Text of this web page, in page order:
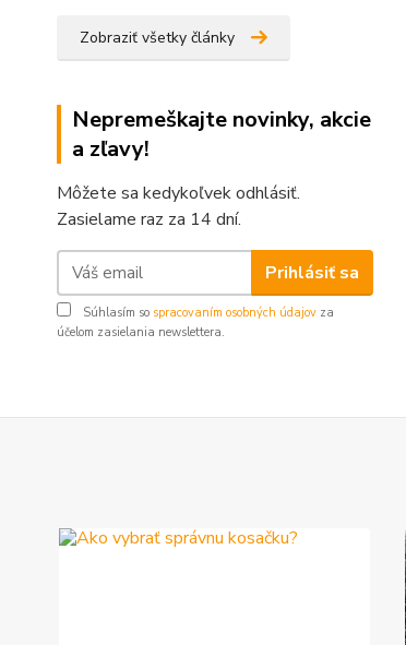
Zobraziť všetky články
Nepremeškajte novinky, akcie
a zľavy!
Môžete sa kedykoľvek odhlásiť.
Zasielame raz za 14 dní.
Prihlásiť sa
Súhlasím so spracovaním osobných údajov za
účelom zasielania newslettera.